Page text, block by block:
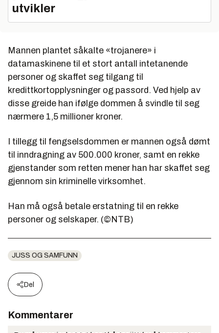
utvikler
Mannen plantet såkalte «trojanere» i
datamaskinene til et stort antall intetanende
personer og skaffet seg tilgang til
kredittkortopplysninger og passord. Ved hjelp av
disse greide han ifølge dommen å svindle til seg
nærmere 1,5 millioner kroner.
I tillegg til fengselsdommen er mannen også dømt
til inndragning av 500.000 kroner, samt en rekke
gjenstander som retten mener han har skaffet seg
gjennom sin kriminelle virksomhet.
Han må også betale erstatning til en rekke
personer og selskaper. (©NTB)
JUSS OG SAMFUNN
Del
Kommentarer